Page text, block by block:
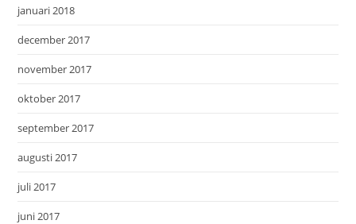
januari 2018
december 2017
november 2017
oktober 2017
september 2017
augusti 2017
juli 2017
juni 2017